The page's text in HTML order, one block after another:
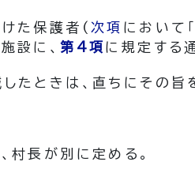
た保護者 ( 次項 において
設に、第4項 に規定する
たときは、直ちにその旨
村長が別に定める。